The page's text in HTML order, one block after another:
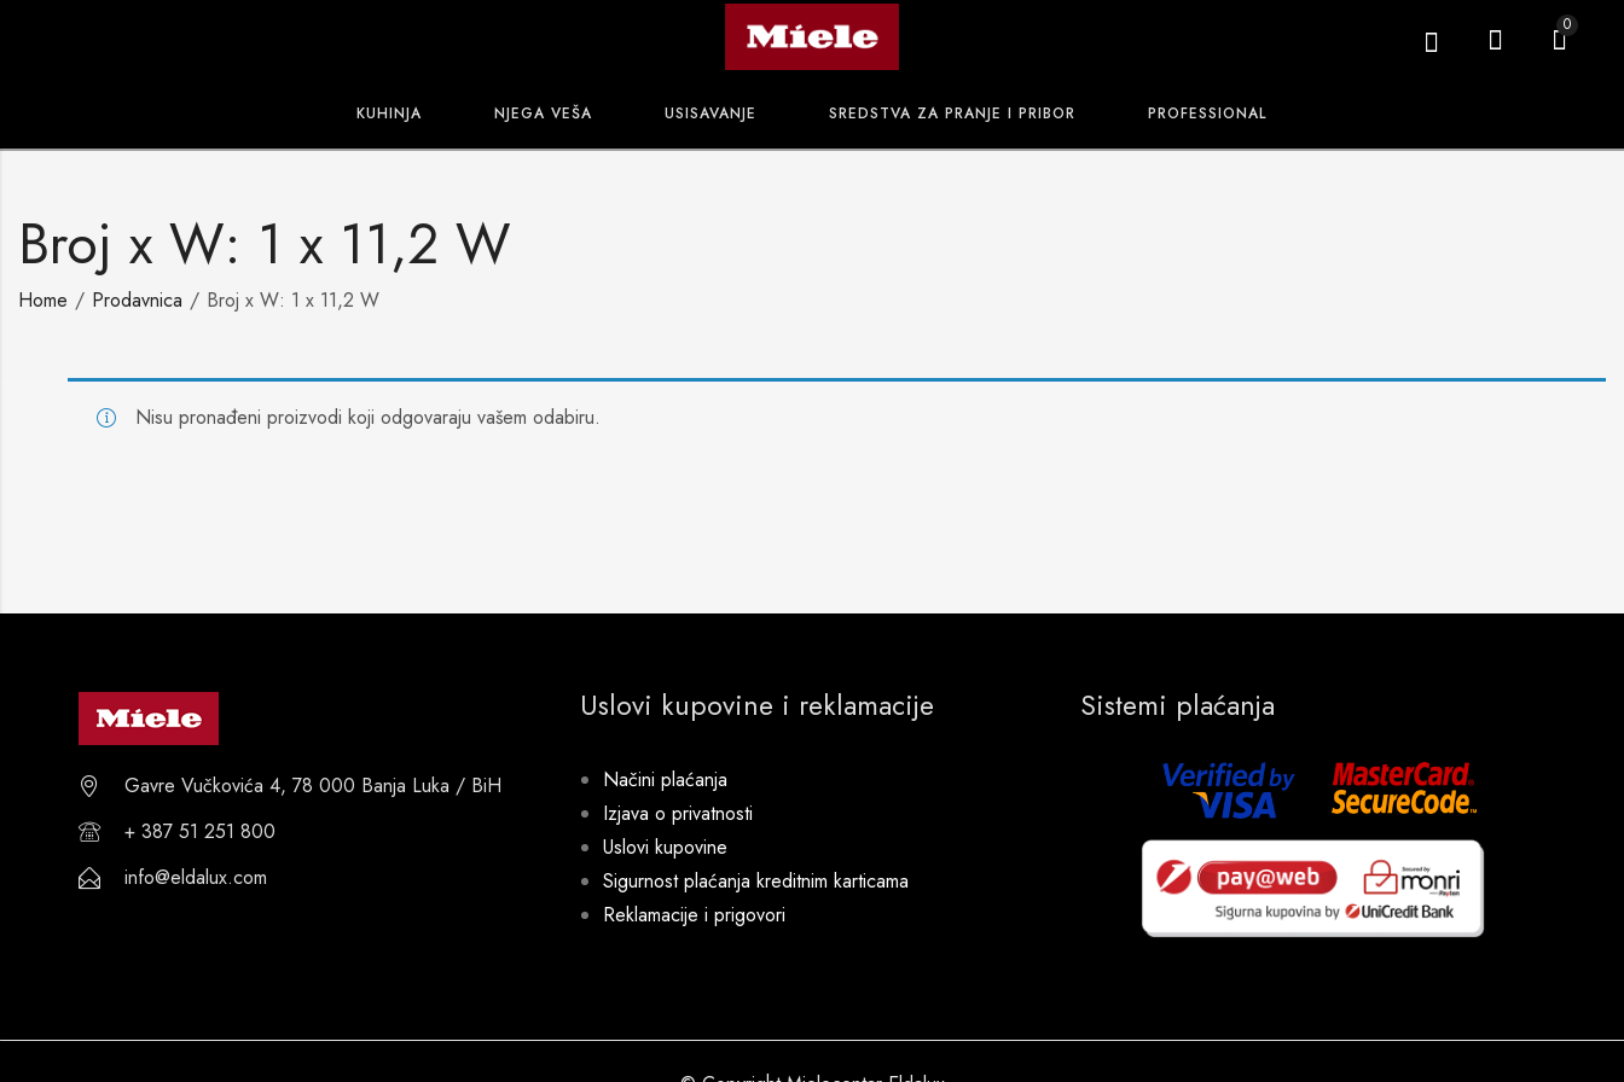
0
KUHINJA NJEGA VEŠA USISAVANJE SREDSTVA ZA PRANJE I PRIBOR PROFESSIONAL
Broj x W: 1 x 11,2 W
Home Prodavnica Broj x W: 1 x 11,2 W
Nisu pronađeni proizvodi koji odgovaraju vašem odabiru.
Gavre Vučkovića 4, 78 000 Banja Luka / BiH
+ 387 51 251 800
info@eldalux.com
Uslovi kupovine i reklamacije
Načini plaćanja
Izjava o privatnosti
Uslovi kupovine
Sigurnost plaćanja kreditnim karticama
Reklamacije i prigovori
Sistemi plaćanja